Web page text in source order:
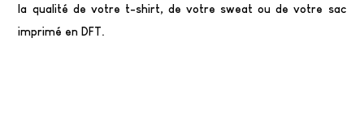
la qualité de votre t-shirt, de votre sweat ou de votre sac
imprimé en DFT.